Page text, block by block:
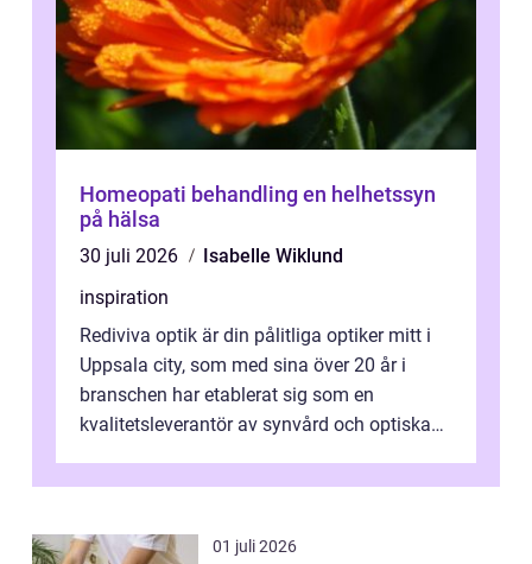
Homeopati behandling en helhetssyn
på hälsa
30 juli 2026
Isabelle Wiklund
inspiration
Rediviva optik är din pålitliga optiker mitt i
Uppsala city, som med sina över 20 år i
branschen har etablerat sig som en
kvalitetsleverantör av synvård och optiska
01 juli 2026